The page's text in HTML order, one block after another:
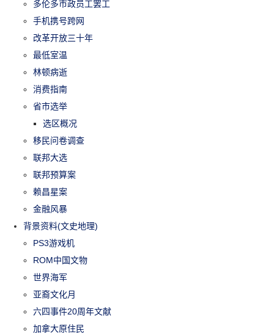
多伦多市政员工罢工
手机携号跨网
改革开放三十年
最低室温
林顿病逝
消费指南
省市选举
选区概况
移民问卷调查
联邦大选
联邦预算案
赖昌星案
金融风暴
背景资料(文史地理)
PS3游戏机
ROM中国文物
世界海军
亚裔文化月
六四事件20周年文献
加拿大原住民